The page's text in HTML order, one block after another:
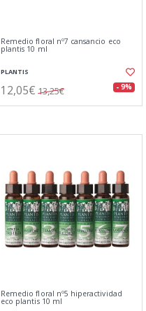
Remedio floral nº7 cansancio eco
plantis 10 ml
PLANTIS
12,05€ 13,25€ - 9%
Remedio floral nº5 hiperactividad
eco plantis 10 ml